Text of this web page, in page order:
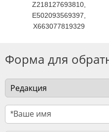
Z218127693810,
E502093569397,
X663077819329
Форма для